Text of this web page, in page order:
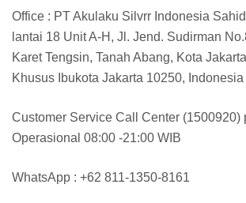
Office : PT Akulaku Silvrr Indonesia
lantai 18 Unit A-H, Jl. Jend. Sudirman
Karet Tengsin, Tanah Abang, Kota
Khusus Ibukota Jakarta 10250, Indonesia
Customer Service Call Center (1500920)
Operasional 08:00 -21:00 WIB
WhatsApp : +62 811-1350-8161